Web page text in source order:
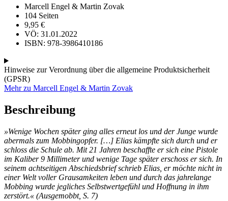
Marcell Engel & Martin Zovak
104 Seiten
9,95 €
VÖ: 31.01.2022
ISBN: 978-3986410186
Hinweise zur Verordnung über die allgemeine Produktsicherheit
(GPSR)
Mehr zu Marcell Engel & Martin Zovak
Beschreibung
»Wenige Wochen später ging alles erneut los und der Junge wurde
abermals zum Mobbingopfer. […] Elias kämpfte sich durch und er
schloss die Schule ab. Mit 21 Jahren beschaffte er sich eine Pistole
im Kaliber 9 Millimeter und wenige Tage später erschoss er sich. In
seinem achtseitigen Abschiedsbrief schrieb Elias, er möchte nicht in
einer Welt voller Grausamkeiten leben und durch das jahrelange
Mobbing wurde jegliches Selbstwertgefühl und Hoffnung in ihm
zerstört.« (Ausgemobbt, S. 7)